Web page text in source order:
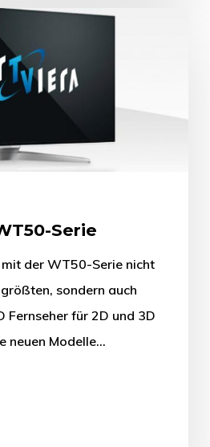
Serie
der WT50-Serie nicht
sondern auch
Fernseher für 2D und 3D
neuen Modelle…